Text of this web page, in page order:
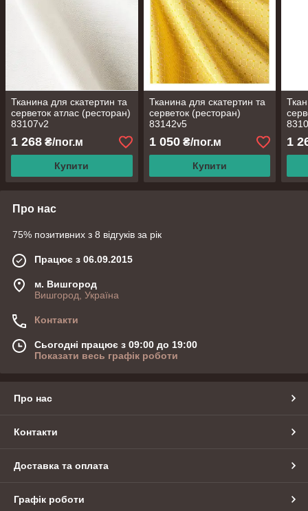
Тканина для скатертин та
серветок атлас (ресторан)
83107v2
1 268 ₴/пог.м
Купити
Тканина для скатертин та
серветок (ресторан)
83142v5
1 050₴/пог.м
Купити
1
Про нас
75% позитивних з 8 відгуків за рік
Працює з 06.09.2015
м. Вишгород
Вишгород, Україна
Контакти
Сьогодні працює з 09:00 до 19:00
Показати весь графік роботи
Про нас
Контакти
Доставка та оплата
Графік роботи